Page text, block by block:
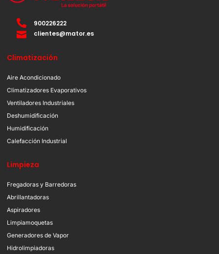
900226222
clientes@mator.es
Climatización
Aire Acondicionado
Climatizadores Evaporativos
Ventiladores Industriales
Deshumidificación
Humidificación
Calefacción Industrial
Limpieza
Fregadoras y Barredoras
Abrillantadoras
Aspiradores
Limpiamoquetas
Generadores de Vapor
Hidrolimpiadoras